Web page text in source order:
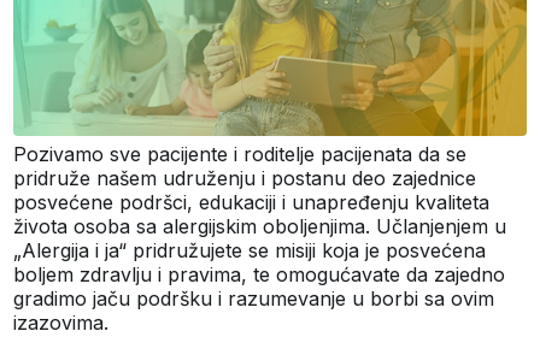
Pozivamo sve pacijente i roditelje pacijenata da se
pridruže našem udruženju i postanu deo zajednice
posvećene podršci, edukaciji i unapređenju kvaliteta
života osoba sa alergijskim oboljenjima. Učlanjenjem u
„Alergija i ja“ pridružujete se misiji koja je posvećena
boljem zdravlju i pravima, te omogućavate da zajedno
gradimo jaču podršku i razumevanje u borbi sa ovim
izazovima.